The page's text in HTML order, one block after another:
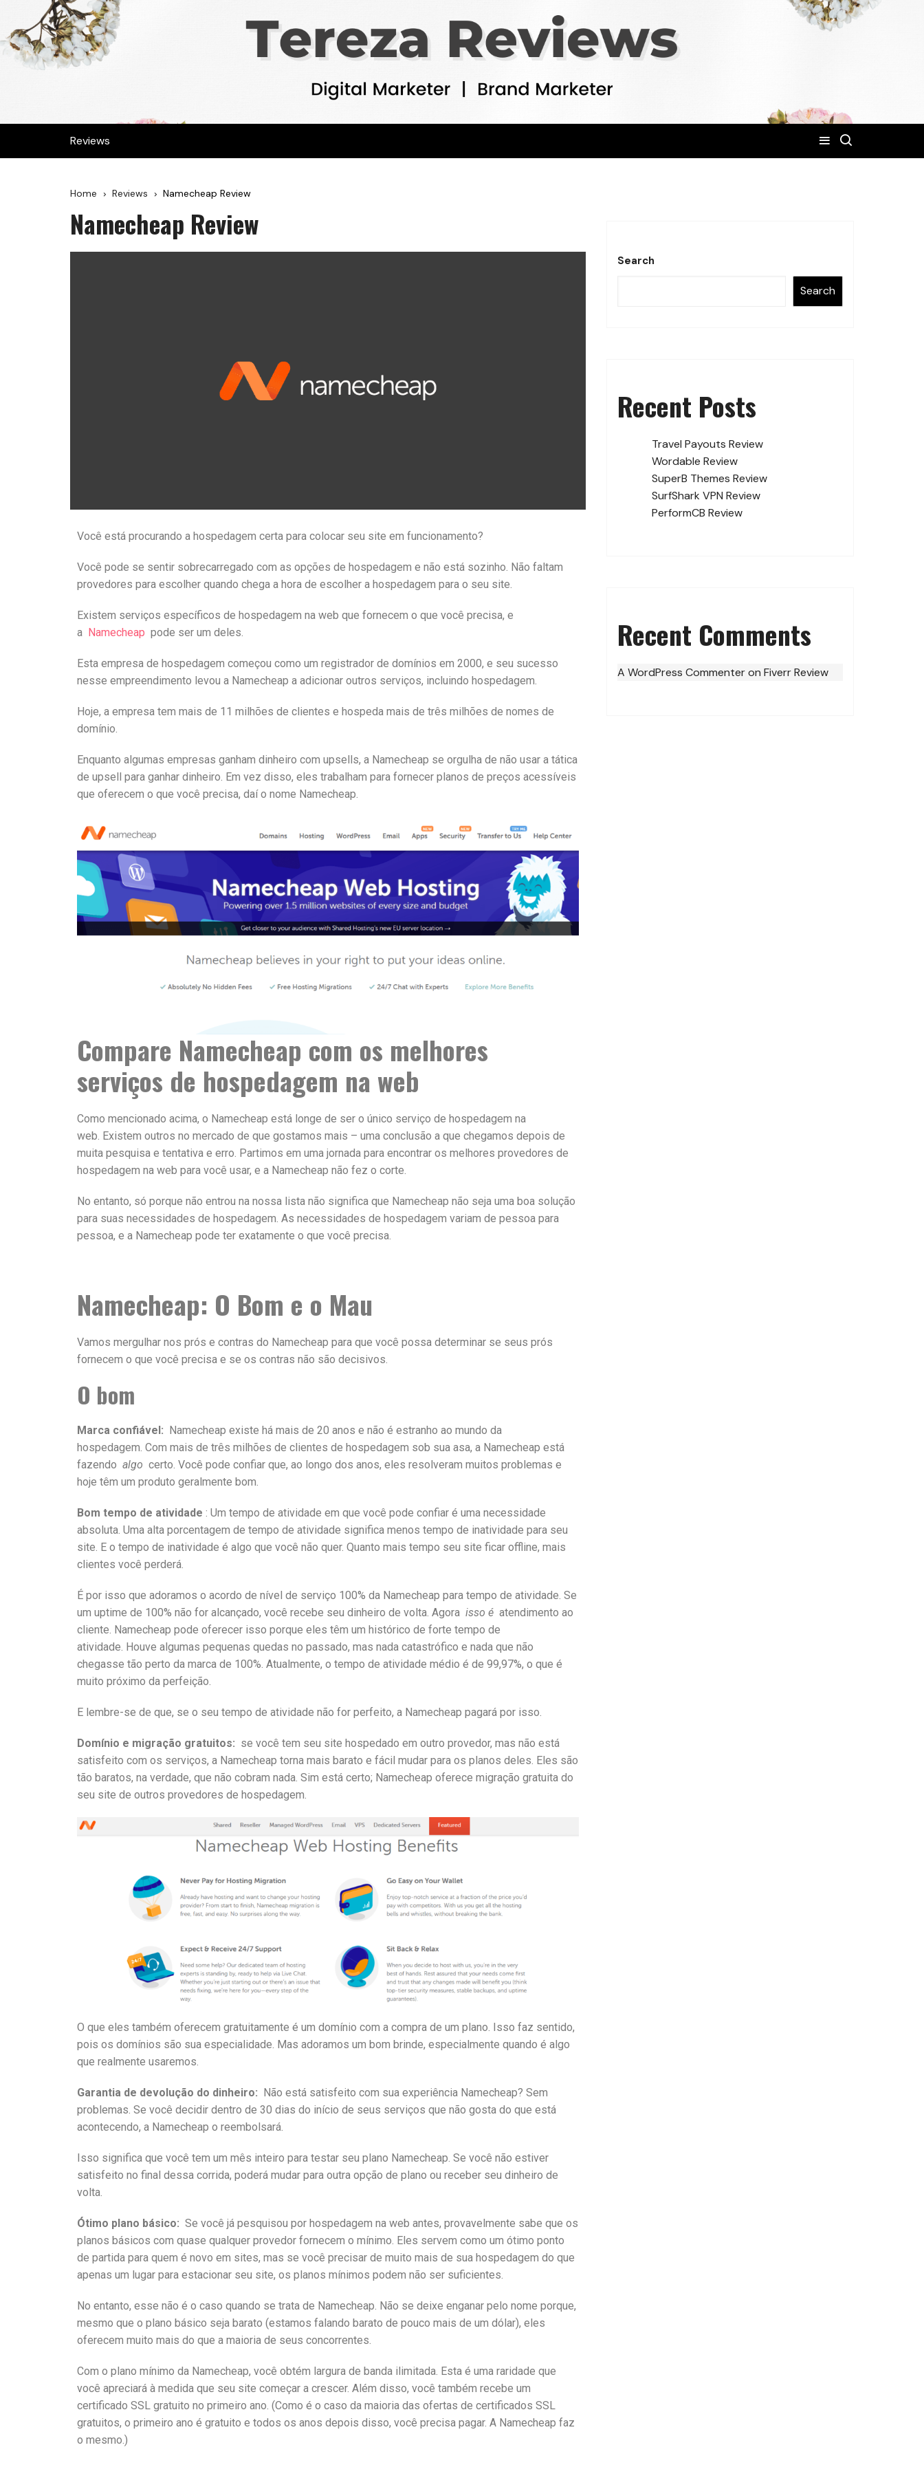
Reviews
Home Reviews Namecheap Review
Namecheap Review
Você está procurando a hospedagem certa para colocar seu site em funcionamento?
Você pode se sentir sobrecarregado com as opções de hospedagem e não está sozinho. Não faltam
provedores para escolher quando chega a hora de escolher a hospedagem para o seu site.
Existem serviços específicos de hospedagem na web que fornecem o que você precisa, e
a Namecheap pode ser um deles.
Esta empresa de hospedagem começou como um registrador de domínios em 2000, e seu sucesso
nesse empreendimento levou a Namecheap a adicionar outros serviços, incluindo hospedagem.
Hoje, a empresa tem mais de 11 milhões de clientes e hospeda mais de três milhões de nomes de
domínio.
Enquanto algumas empresas ganham dinheiro com upsells, a Namecheap se orgulha de não usar a tática
de upsell para ganhar dinheiro. Em vez disso, eles trabalham para fornecer planos de preços acessíveis
que oferecem o que você precisa, daí o nome Namecheap.
Compare Namecheap com os melhores
serviços de hospedagem na web
Como mencionado acima, o Namecheap está longe de ser o único serviço de hospedagem na
web. Existem outros no mercado de que gostamos mais – uma conclusão a que chegamos depois de
muita pesquisa e tentativa e erro. Partimos em uma jornada para encontrar os melhores provedores de
hospedagem na web para você usar, e a Namecheap não fez o corte.
No entanto, só porque não entrou na nossa lista não significa que Namecheap não seja uma boa solução
para suas necessidades de hospedagem. As necessidades de hospedagem variam de pessoa para
pessoa, e a Namecheap pode ter exatamente o que você precisa.
Namecheap: O Bom e o Mau
Vamos mergulhar nos prós e contras do Namecheap para que você possa determinar se seus prós
fornecem o que você precisa e se os contras não são decisivos.
O bom
Marca confiável: Namecheap existe há mais de 20 anos e não é estranho ao mundo da
hospedagem. Com mais de três milhões de clientes de hospedagem sob sua asa, a Namecheap está
fazendo algo certo. Você pode confiar que, ao longo dos anos, eles resolveram muitos problemas e
hoje têm um produto geralmente bom.
Bom tempo de atividade : Um tempo de atividade em que você pode confiar é uma necessidade
absoluta. Uma alta porcentagem de tempo de atividade significa menos tempo de inatividade para seu
site. E o tempo de inatividade é algo que você não quer. Quanto mais tempo seu site ficar offline, mais
clientes você perderá.
É por isso que adoramos o acordo de nível de serviço 100% da Namecheap para tempo de atividade. Se
um uptime de 100% não for alcançado, você recebe seu dinheiro de volta. Agora isso é atendimento ao
cliente. Namecheap pode oferecer isso porque eles têm um histórico de forte tempo de
atividade. Houve algumas pequenas quedas no passado, mas nada catastrófico e nada que não
chegasse tão perto da marca de 100%. Atualmente, o tempo de atividade médio é de 99,97%, o que é
muito próximo da perfeição.
E lembre-se de que, se o seu tempo de atividade não for perfeito, a Namecheap pagará por isso.
Domínio e migração gratuitos: se você tem seu site hospedado em outro provedor, mas não está
satisfeito com os serviços, a Namecheap torna mais barato e fácil mudar para os planos deles. Eles são
tão baratos, na verdade, que não cobram nada. Sim está certo; Namecheap oferece migração gratuita do
seu site de outros provedores de hospedagem.
O que eles também oferecem gratuitamente é um domínio com a compra de um plano. Isso faz sentido,
pois os domínios são sua especialidade. Mas adoramos um bom brinde, especialmente quando é algo
que realmente usaremos.
Garantia de devolução do dinheiro:
Não está satisfeito com sua experiência Namecheap? Sem
problemas. Se você decidir dentro de 30 dias do início de seus serviços que não gosta do que está
acontecendo, a Namecheap o reembolsará.
Isso significa que você tem um mês inteiro para testar seu plano Namecheap. Se você não estiver
satisfeito no final dessa corrida, poderá mudar para outra opção de plano ou receber seu dinheiro de
volta.
Ótimo plano básico: Se você já pesquisou por hospedagem na web antes, provavelmente sabe que os
planos básicos com quase qualquer provedor fornecem o mínimo. Eles servem como um ótimo ponto
de partida para quem é novo em sites, mas se você precisar de muito mais de sua hospedagem do que
apenas um lugar para estacionar seu site, os planos mínimos podem não ser suficientes.
No entanto, esse não é o caso quando se trata de Namecheap. Não se deixe enganar pelo nome porque,
mesmo que o plano básico seja barato (estamos falando barato de pouco mais de um dólar), eles
oferecem muito mais do que a maioria de seus concorrentes.
Com o plano mínimo da Namecheap, você obtém largura de banda ilimitada. Esta é uma raridade que
você apreciará à medida que seu site começar a crescer. Além disso, você também recebe um
certificado SSL gratuito no primeiro ano. (Como é o caso da maioria das ofertas de certificados SSL
gratuitos, o primeiro ano é gratuito e todos os anos depois disso, você precisa pagar. A Namecheap faz
o mesmo.)
Search
Search
Recent Posts
Travel Payouts Review
Wordable Review
SuperB Themes Review
SurfShark VPN Review
PerformCB Review
Recent Comments
A WordPress Commenteron Fiverr Review